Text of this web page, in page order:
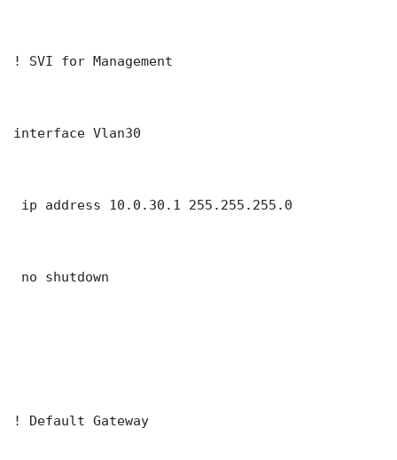
! SVI for Management
interface Vlan30
ip address 10.0.30.1 255.255.255.0
no shutdown
! Default Gateway